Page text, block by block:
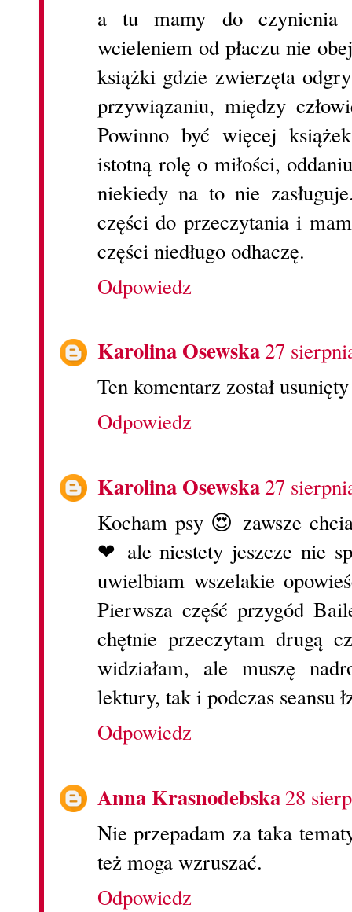
a tu mamy do czynienia
wcieleniem od płaczu nie
książki gdzie zwierzęta
przywiązaniu, między
Powinno być więcej
istotną rolę o miłości,
niekiedy na to nie
części do przeczytania i
części niedługo odhaczę.
Odpowiedz
Karolina Osewska27
Ten komentarz został
Odpowiedz
Karolina Osewska27
Kocham psy 😍 zawsze
❤ ale niestety jeszcze nie
uwielbiam wszelakie
Pierwsza część przygód
chętnie przeczytam drugą
widziałam, ale muszę
lektury, tak i podczas seansu
Odpowiedz
Anna Krasnodebska28
Nie przepadam za taka
też moga wzruszać.
Odpowiedz